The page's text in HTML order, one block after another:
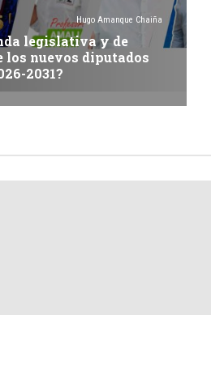
Hugo Amanque Chaiña
legislativa y de
los nuevos diputados
2031?